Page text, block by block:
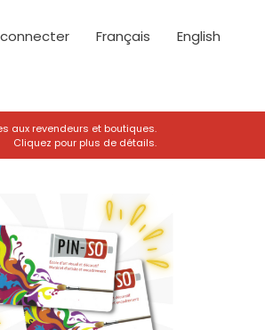
Français English
aux revendeurs et boutiques.
Cliquez pour plus de détails.